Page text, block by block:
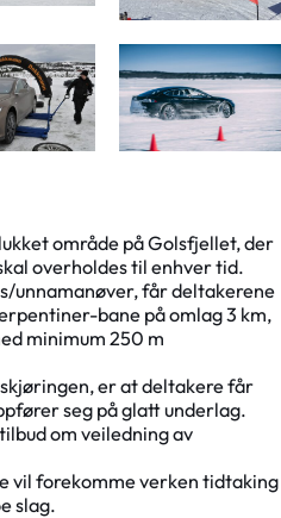
område på Golsfjellet, der
overholdes til enhver tid.
unnamanøver, får deltakerene
bane på omlag 3 km,
minimum 250 m
er at deltakere får
seg på glatt underlag.
om veiledning av
vil forekomme verken tidtaking
slag.